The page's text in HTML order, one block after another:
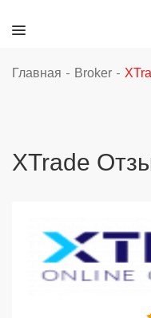
Главная - Broker -
XTrade